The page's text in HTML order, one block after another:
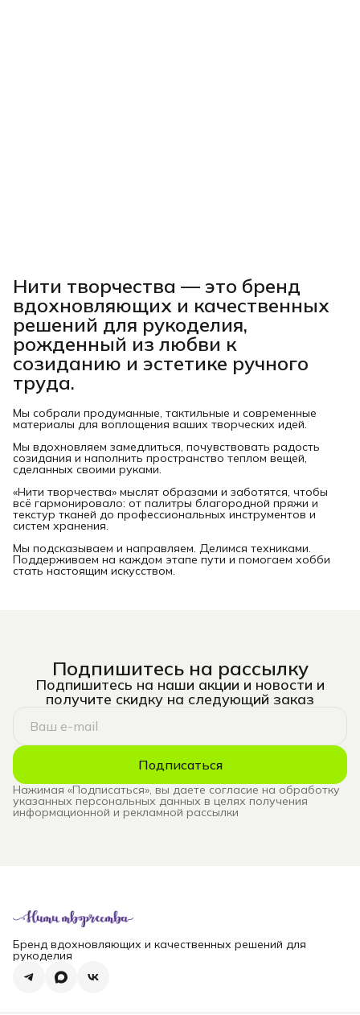
Нити творчества — это бренд
вдохновляющих и качественных
решений для рукоделия,
рожденный из любви к
созиданию и эстетике ручного
труда.
Мы собрали продуманные, тактильные и современные
материалы для воплощения ваших творческих идей.
Мы вдохновляем замедлиться, почувствовать радость
созидания и наполнить пространство теплом вещей,
сделанных своими руками.
«Нити творчества» мыслят образами и заботятся, чтобы
всё гармонировало: от палитры благородной пряжи и
текстур тканей до профессиональных инструментов и
систем хранения.
Мы подсказываем и направляем. Делимся техниками.
Поддерживаем на каждом этапе пути и помогаем хобби
стать настоящим искусством.
Подпишитесь на рассылку
Подпишитесь на наши акции и новости и
получите скидку на следующий заказ
Подписаться
Нажимая «Подписаться», вы даете согласие на обработку
указанных персональных данных в целях получения
информационной и рекламной рассылки
Бренд вдохновляющих и качественных решений для
рукоделия